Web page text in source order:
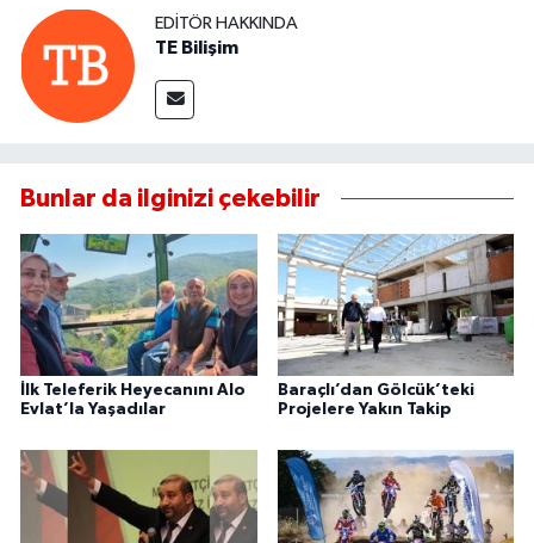
EDITÖR HAKKINDA
TE Bilişim
Bunlar da ilginizi çekebilir
İlk Teleferik Heyecanını Alo
Evlat’la Yaşadılar
Baraçlı’dan Gölcük’teki
Projelere Yakın Takip